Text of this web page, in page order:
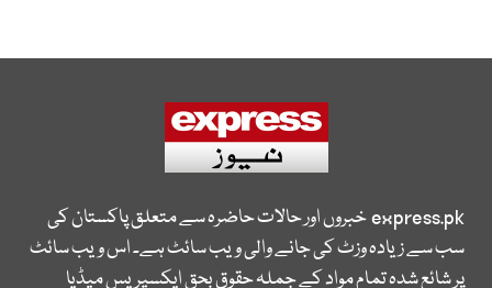
express.pkخبروں اور حالات حاضرہ سے متعلق پاکستان کی
سب سے زیادہ وزٹ کی جانے والی ویب سائٹ ہے۔ اس ویب سائٹ
پر شائع شدہ تمام مواد کے جملہ حقوق بحق ایکسپریس میڈیا